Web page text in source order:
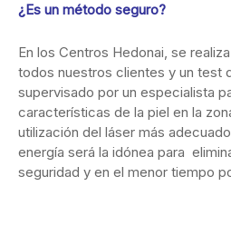
¿Es un método seguro?
En los Centros Hedonai, se
todos nuestros clientes y un test
supervisado por un especialista
características de la piel en la
utilización del láser más
energía será la idónea para
seguridad y en el menor tiempo